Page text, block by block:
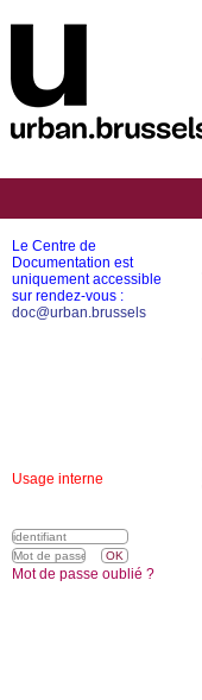
Le Centre de
Documentation est
uniquement accessible
sur rendez-vous :
doc@urban.brussels
Usage interne
Mot de passe oublié ?